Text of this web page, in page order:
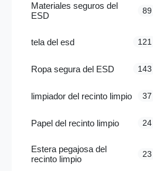
Materiales seguros del
ESD
89
tela del esd 121
Ropa segura del ESD 143
limpiador del recinto limpio 37
Papel del recinto limpio 24
Estera pegajosa del
recinto limpio
23